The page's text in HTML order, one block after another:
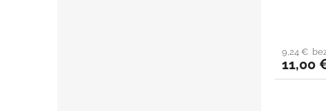
9,24 €
11,00